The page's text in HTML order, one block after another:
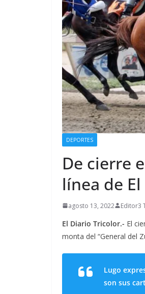
DEPORTES
De cierre
línea de
agosto 13, 2022 Editor3
El Diario Tricolor.- El
monta del “General del
Lugo
son sus